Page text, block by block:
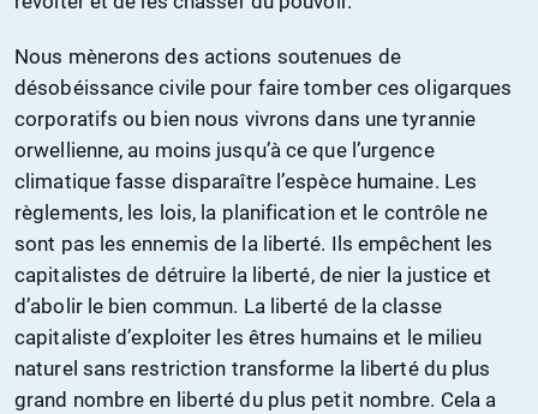
Nous mènerons des actions soutenues de
désobéissance civile pour faire tomber ces oligarques
corporatifs ou bien nous vivrons dans une tyrannie
orwellienne, au moins jusqu’à ce que l’urgence
climatique fasse disparaître l’espèce humaine. Les
règlements, les lois, la planification et le contrôle ne
sont pas les ennemis de la liberté. Ils empêchent les
capitalistes de détruire la liberté, de nier la justice et
d’abolir le bien commun. La liberté de la classe
capitaliste d’exploiter les êtres humains et le milieu
naturel sans restriction transforme la liberté du plus
grand nombre en liberté du plus petit nombre. Cela a